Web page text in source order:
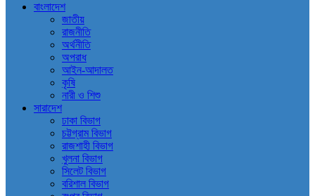
বাংলাদেশ
জাতীয়
রাজনীতি
অর্থনীতি
অপরাধ
আইন-আদালত
কৃষি
নারী ও শিশু
সারাদেশ
ঢাকা বিভাগ
চট্টগ্রাম বিভাগ
রাজশাহী বিভাগ
খুলনা বিভাগ
সিলেট বিভাগ
বরিশাল বিভাগ